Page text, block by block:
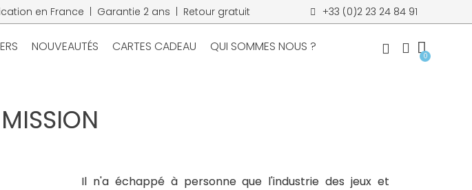
en France | Garantie 2 ans | Retour gratuit +33 (0)2 23 24 84 91
NOUVEAUTÉS CARTES CADEAU QUI SOMMES NOUS ?
Il n'a échappé à personne que l'industrie des jeux et